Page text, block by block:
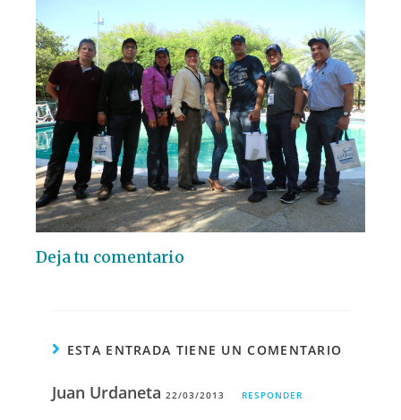
Deja tu comentario
ESTA ENTRADA TIENE UN COMENTARIO
Juan Urdaneta22/03/2013 RESPONDER